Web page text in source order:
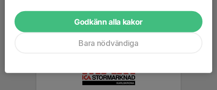
Godkänn alla kakor
Bara nödvändiga